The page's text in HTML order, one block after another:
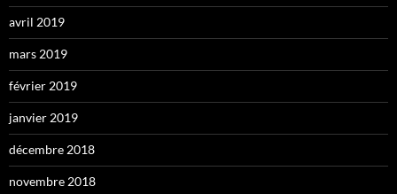
avril 2019
mars 2019
février 2019
janvier 2019
décembre 2018
novembre 2018